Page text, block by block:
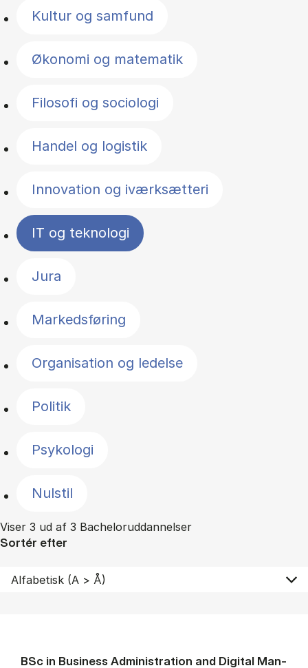
Kultur og samfund
Økonomi og matematik
Filosofi og sociologi
Handel og logistik
Innovation og iværksætteri
IT og teknologi
Jura
Markedsføring
Organisation og ledelse
Politik
Psykologi
Nulstil
Viser 3 ud af 3 Bacheloruddannelser
Sortér efter
BSc in Busi­ness Ad­min­is­tra­tion and Di­git­al Man­